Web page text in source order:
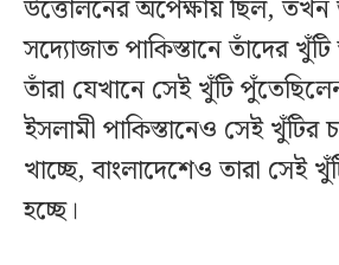
উত্তোলনের অপেক্ষায় ছিল, তখন
সদ্যোজাত পাকিস্তানে তাঁদের
তাঁরা যেখানে সেই খুঁটি
ইসলামী পাকিস্তানেও সেই খুঁটির
খাচ্ছে, বাংলাদেশেও তারা সেই
হচ্ছে।